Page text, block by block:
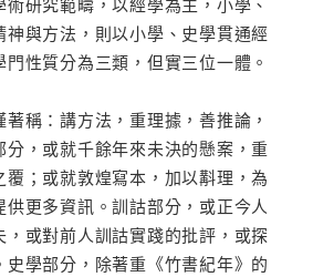
神與方法，則以小學、史學貫通經
性質分為三類，但實三位一體。
稱：講方法，重理據，善推論，
，或就千餘年來未決的懸案，重
；或就敦煌寫本，加以斠理，為
供更多資訊。訓詁部分，或正今人
或對前人訓詁實踐的批評，或探
學部分，除著重《竹書紀年》的